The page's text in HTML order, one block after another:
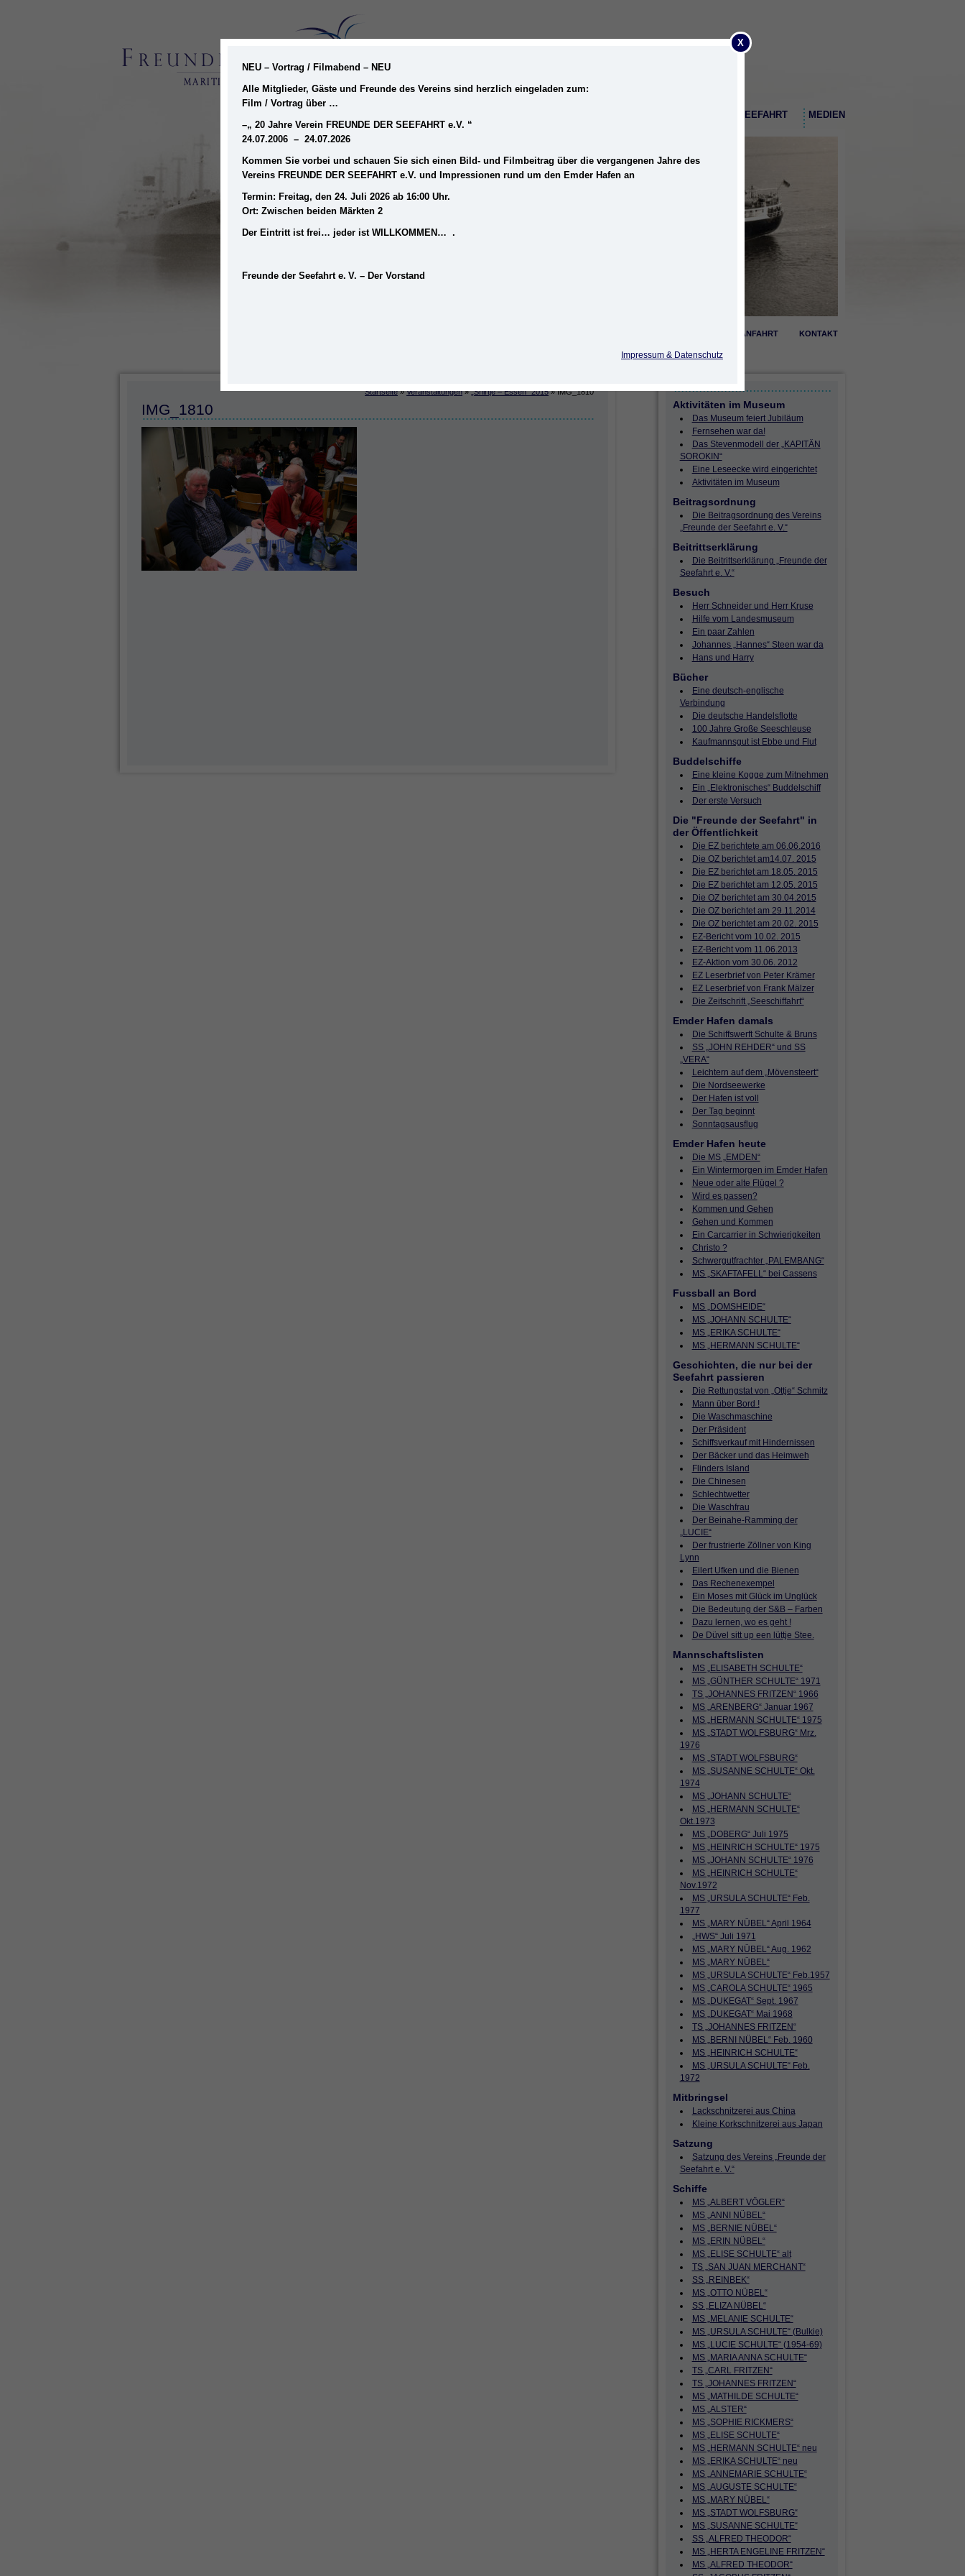
SEEFAHRT MEDIEN
ANFAHRT KONTAKT
Startseite»Veranstaltungen»„Snirtje – Essen“ 2015»IMG_1810
IMG_1810 Aktivitäten im Museum
Das Museum feiert Jubiläum
Fernsehen war da!
Das Stevenmodell der „KAPITÄN
SOROKIN“
Eine Leseecke wird eingerichtet
Aktivitäten im Museum
Beitragsordnung
Die Beitragsordnung des Vereins
„Freunde der Seefahrt e. V.“
Beitrittserklärung
Die Beitrittserklärung „Freunde der
Seefahrt e. V.“
Besuch
Herr Schneider und Herr Kruse
Hilfe vom Landesmuseum
Ein paar Zahlen
Johannes „Hannes“ Steen war da
Hans und Harry
Bücher
Eine deutsch-englische
Verbindung
Die deutsche Handelsflotte
100 Jahre Große Seeschleuse
Kaufmannsgut ist Ebbe und Flut
Buddelschiffe
Eine kleine Kogge zum Mitnehmen
Ein „Elektronisches“ Buddelschiff
Der erste Versuch
Die "Freunde der Seefahrt" in
der Öffentlichkeit
Die EZ berichtete am 06.06.2016
Die OZ berichtet am14.07. 2015
Die EZ berichtet am 18.05. 2015
Die EZ berichtet am 12.05. 2015
Die OZ berichtet am 30.04.2015
Die OZ berichtet am 29.11.2014
Die OZ berichtet am 20.02. 2015
EZ-Bericht vom 10.02. 2015
EZ-Bericht vom 11.06.2013
EZ-Aktion vom 30.06. 2012
EZ Leserbrief von Peter Krämer
EZ Leserbrief von Frank Mälzer
Die Zeitschrift „Seeschiffahrt“
Emder Hafen damals
Die Schiffswerft Schulte & Bruns
SS „JOHN REHDER“ und SS
„VERA“
Leichtern auf dem „Mövensteert“
Die Nordseewerke
Der Hafen ist voll
Der Tag beginnt
Sonntagsausflug
Emder Hafen heute
Die MS „EMDEN“
Ein Wintermorgen im Emder Hafen
Neue oder alte Flügel ?
Wird es passen?
Kommen und Gehen
Gehen und Kommen
Ein Carcarrier in Schwierigkeiten
Christo ?
Schwergutfrachter „PALEMBANG“
MS „SKAFTAFELL“ bei Cassens
Fussball an Bord
MS „DOMSHEIDE“
MS „JOHANN SCHULTE“
MS „ERIKA SCHULTE“
MS „HERMANN SCHULTE“
Geschichten, die nur bei der
Seefahrt passieren
Die Rettungstat von „Ottje“ Schmitz
Mann über Bord !
Die Waschmaschine
Der Präsident
Schiffsverkauf mit Hindernissen
Der Bäcker und das Heimweh
Flinders Island
Die Chinesen
Schlechtwetter
Die Waschfrau
Der Beinahe-Ramming der
„LUCIE“
Der frustrierte Zöllner von King
Lynn
Eilert Ufken und die Bienen
Das Rechenexempel
Ein Moses mit Glück im Unglück
Die Bedeutung der S&B – Farben
Dazu lernen, wo es geht !
De Düvel sitt up een lüttje Stee.
Mannschaftslisten
MS „ELISABETH SCHULTE“
MS „GÜNTHER SCHULTE“ 1971
TS „JOHANNES FRITZEN“ 1966
MS „ARENBERG“ Januar 1967
MS „HERMANN SCHULTE“ 1975
MS „STADT WOLFSBURG“ Mrz.
1976
MS „STADT WOLFSBURG“
MS „SUSANNE SCHULTE“ Okt.
1974
MS „JOHANN SCHULTE“
MS „HERMANN SCHULTE“
Okt.1973
MS „DOBERG“ Juli 1975
MS „HEINRICH SCHULTE“ 1975
MS „JOHANN SCHULTE“ 1976
MS „HEINRICH SCHULTE“
Nov.1972
MS „URSULA SCHULTE“ Feb.
1977
MS „MARY NÜBEL“ April 1964
„HWS“ Juli 1971
MS „MARY NÜBEL“ Aug. 1962
MS „MARY NÜBEL“
MS „URSULA SCHULTE“ Feb.1957
MS „CAROLA SCHULTE“ 1965
MS „DUKEGAT“ Sept. 1967
MS „DUKEGAT“ Mai 1968
TS „JOHANNES FRITZEN“
MS „BERNI NÜBEL“ Feb. 1960
MS „HEINRICH SCHULTE“
MS „URSULA SCHULTE“ Feb.
1972
Mitbringsel
Lackschnitzerei aus China
Kleine Korkschnitzerei aus Japan
Satzung
Satzung des Vereins „Freunde der
Seefahrt e. V.“
Schiffe
MS „ALBERT VÖGLER“
MS „ANNI NÜBEL“
MS „BERNIE NÜBEL“
MS „ERIN NÜBEL“
MS „ELISE SCHULTE“ alt
TS „SAN JUAN MERCHANT“
SS „REINBEK“
MS „OTTO NÜBEL“
SS „ELIZA NÜBEL“
MS „MELANIE SCHULTE“
MS „URSULA SCHULTE“ (Bulkie)
MS „LUCIE SCHULTE“ (1954-69)
MS „MARIA ANNA SCHULTE“
TS „CARL FRITZEN“
TS „JOHANNES FRITZEN“
MS „MATHILDE SCHULTE“
MS „ALSTER“
MS „SOPHIE RICKMERS“
MS „ELISE SCHULTE“
MS „HERMANN SCHULTE“ neu
MS „ERIKA SCHULTE“ neu
MS „ANNEMARIE SCHULTE“
MS „AUGUSTE SCHULTE“
MS „MARY NÜBEL“
MS „STADT WOLFSBURG“
MS „SUSANNE SCHULTE“
SS „ALFRED THEODOR“
MS „HERTA ENGELINE FRITZEN“
MS „ALFRED THEODOR“
NEU – Vortrag / Filmabend – NEU
Alle Mitglieder, Gäste und Freunde des Vereins sind herzlich eingeladen zum:
Film / Vortrag über …
–„ 20 Jahre Verein FREUNDE DER SEEFAHRT e.V. “
24.07.2006 – 24.07.2026
Kommen Sie vorbei und schauen Sie sich einen Bild- und Filmbeitrag über die vergangenen Jahre des
Vereins FREUNDE DER SEEFAHRT e.V. und Impressionen rund um den Emder Hafen an
Termin: Freitag, den 24. Juli 2026 ab 16:00 Uhr.
Ort: Zwischen beiden Märkten 2
Der Eintritt ist frei… jeder ist WILLKOMMEN… .
Freunde der Seefahrt e. V. – Der Vorstand
X
Impressum & Datenschutz